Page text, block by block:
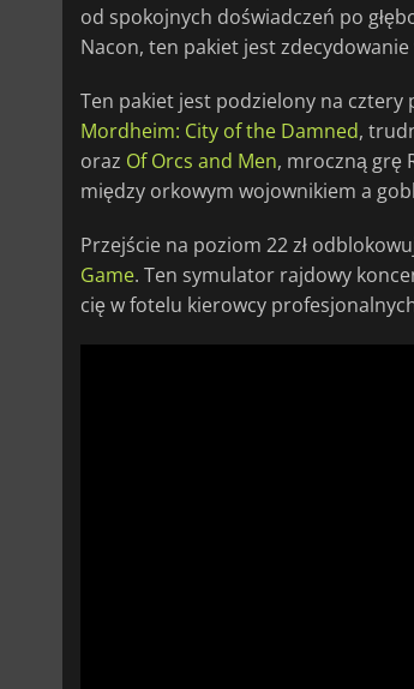
od spokojnych doświadczeń po
Nacon, ten pakiet jest
Ten pakiet jest podzielony na cztery
Mordheim: City of the Damned,
oraz Of Orcs and Men, mroczną grę
między orkowym wojownikiem a
Przejście na poziom 22 zł
Game. Ten symulator rajdowy
cię w fotelu kierowcy